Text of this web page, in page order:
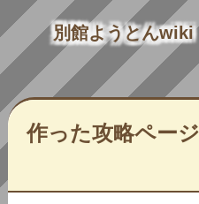
別館ようとんwiki
作った攻略ペー